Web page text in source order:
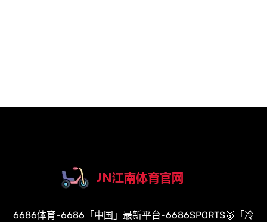
6686体育-6686「中国」最新平台-6686SPORTS🥇「冷